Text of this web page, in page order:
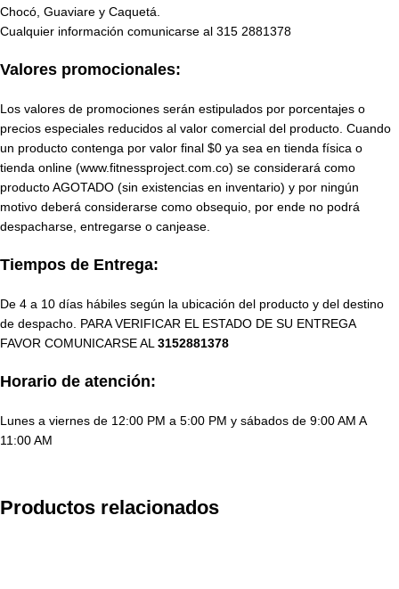
Chocó, Guaviare y Caquetá.
Cualquier información comunicarse al 315 2881378
Valores promocionales:
Los valores de promociones serán estipulados por porcentajes o
precios especiales reducidos al valor comercial del producto. Cuando
un producto contenga por valor final $0 ya sea en tienda física o
tienda online (www.fitnessproject.com.co) se considerará como
producto AGOTADO (sin existencias en inventario) y por ningún
motivo deberá considerarse como obsequio, por ende no podrá
despacharse, entregarse o canjease.
Tiempos de Entrega:
De 4 a 10 días hábiles según la ubicación del producto y del destino
de despacho. PARA VERIFICAR EL ESTADO DE SU ENTREGA
FAVOR COMUNICARSE AL 3152881378
Horario de atención:
Lunes a viernes de 12:00 PM a 5:00 PM y sábados de 9:00 AM A
11:00 AM
Productos relacionados